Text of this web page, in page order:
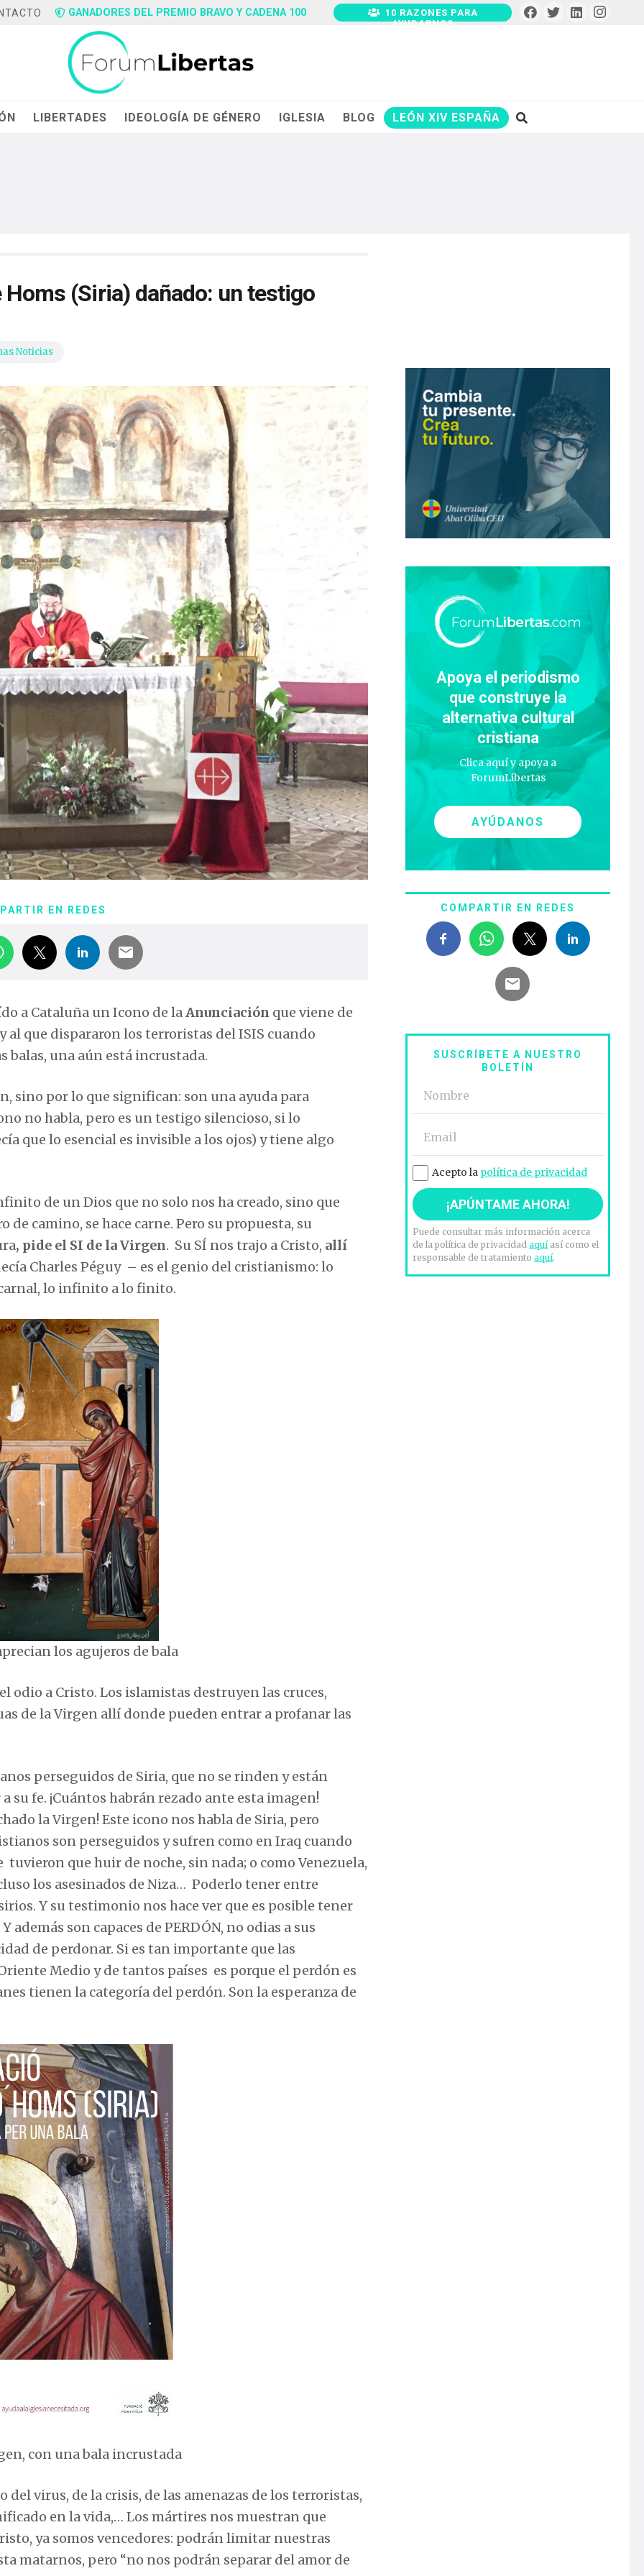
GANADORES DEL PREMIO BRAVO Y CADENA 100
10 RAZONES PARA
AYUDARNOS
LIBERTADES IDEOLOGÍA DE GÉNERO IGLESIA BLOG LEÓN XIV ESPAÑA
(Siria) dañado: un testigo
Noticias
EN REDES
a Cataluña un Icono de laAnunciación que viene de
al que dispararon los terroristas del ISIS cuando
balas, una aún está incrustada.
sino por lo que significan: son una ayuda para
no habla, pero es un testigo silencioso, si lo
que lo esencial es invisible a los ojos) y tiene algo
de un Dios que no solo nos ha creado, sino que
de camino, se hace carne. Pero su propuesta, su
, pide el SI de la Virgen. Su SÍ nos trajo a Cristo, allí
Charles Péguy – es el genio del cristianismo: lo
lo infinito a lo finito.
agujeros de bala
a Cristo. Los islamistas destruyen las cruces,
de la Virgen allí donde pueden entrar a profanar las
perseguidos de Siria, que no se rinden y están
fe. ¡Cuántos habrán rezado ante esta imagen!
la Virgen! Este icono nos habla de Siria, pero
son perseguidos y sufren como en Iraq cuando
tuvieron que huir de noche, sin nada; o como Venezuela,
los asesinados de Niza… Poderlo tener entre
Y su testimonio nos hace ver que es posible tener
son capaces de PERDÓN, no odias a sus
de perdonar. Si es tan importante que las
Medio y de tantos países es porque el perdón es
tienen la categoría del perdón. Son la esperanza de
con una bala incrustada
virus, de la crisis, de las amenazas de los terroristas,
en la vida,… Los mártires nos muestran que
ya somos vencedores: podrán limitar nuestras
matarnos, pero “no nos podrán separar del amor de
Apoya el periodismo
que construye la
alternativa cultural
cristiana
Clica aquí y apoya a
ForumLibertas
AYÚDANOS
COMPARTIR EN REDES
SUSCRÍBETE A NUESTRO
BOLETÍN
Acepto la política de privacidad
Puede consultar más información acerca
de la política de privacidadaquíasí como el
responsable de tratamientoaquí.